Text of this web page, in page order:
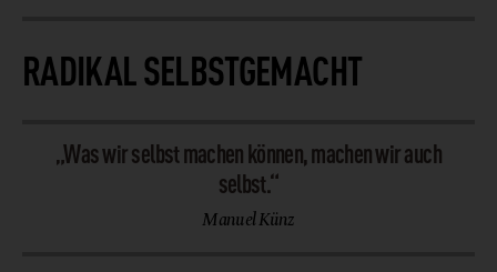
RADIKAL SELBSTGEMACHT
„Was wir selbst machen können, machen wir auch
selbst.“
Manuel Künz